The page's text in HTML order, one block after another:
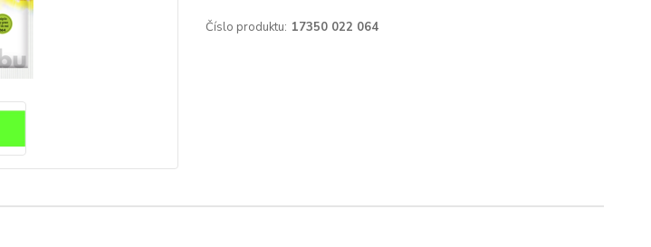
Číslo produktu: 17350 022 064